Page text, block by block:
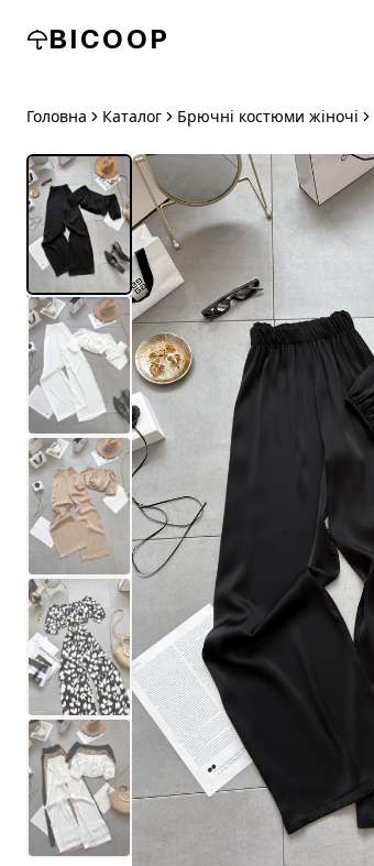
BICOOP
Головна Каталог Брючні костюми жіночі